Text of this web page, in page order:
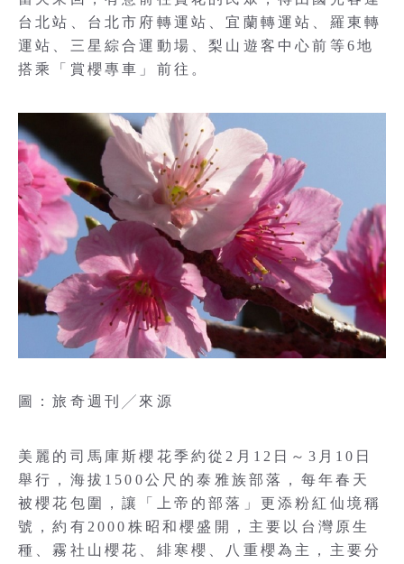
台北站、台北市府轉運站、宜蘭轉運站、羅東轉
運站、三星綜合運動場、梨山遊客中心前等6地
搭乘「賞櫻專車」前往。
圖：旅奇週刊╱來源
美麗的司馬庫斯櫻花季約從2月12日～3月10日
舉行，海拔1500公尺的泰雅族部落，每年春天
被櫻花包圍，讓「上帝的部落」更添粉紅仙境稱
號，約有2000株昭和櫻盛開，主要以台灣原生
種、霧社山櫻花、緋寒櫻、八重櫻為主，主要分